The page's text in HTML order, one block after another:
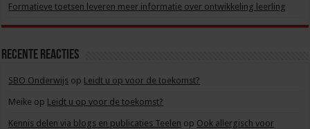
Formatieve toetsen leveren meer informatie over ontwikkeling leerling
Recente reacties
SBO Onderwijs op Leidt u op voor de toekomst?
Meike op Leidt u op voor de toekomst?
Kennis delen via blogs en publicaties Teelen op Ook allergisch voor